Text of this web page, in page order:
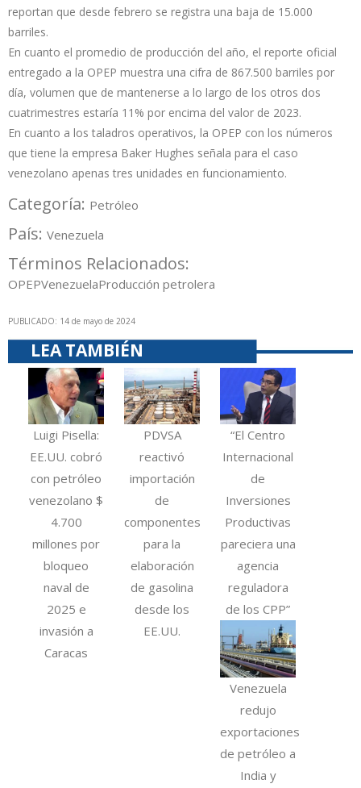
reportan que desde febrero se registra una baja de 15.000
barriles.
En cuanto el promedio de producción del año, el reporte oficial
entregado a la OPEP muestra una cifra de 867.500 barriles por
día, volumen que de mantenerse a lo largo de los otros dos
cuatrimestres estaría 11% por encima del valor de 2023.
En cuanto a los taladros operativos, la OPEP con los números
que tiene la empresa Baker Hughes señala para el caso
venezolano apenas tres unidades en funcionamiento.
Categoría: Petróleo
País: Venezuela
Términos Relacionados:
OPEPVenezuelaProducción petrolera
PUBLICADO: 14 de mayo de 2024
LEA TAMBIÉN
Luigi Pisella:
EE.UU. cobró
con petróleo
venezolano $
4.700
millones por
bloqueo
naval de
2025 e
invasión a
Caracas
PDVSA
reactivó
importación
de
componentes
para la
elaboración
de gasolina
desde los
EE.UU.
“El Centro
Internacional
de
Inversiones
Productivas
pareciera una
agencia
reguladora
de los CPP”
Venezuela
redujo
exportaciones
de petróleo a
India y